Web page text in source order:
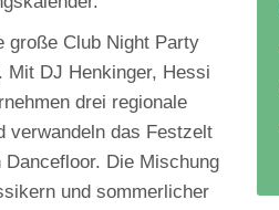
große Club Night Party
Mit DJ Henkinger, Hessi
drei regionale
verwandeln das Festzelt
Dancefloor. Die Mischung
und sommerlicher